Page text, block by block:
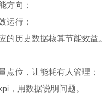
方向；
运行；
的历史数据核算节能效益。
点位，让能耗有人管理；
，用数据说明问题。